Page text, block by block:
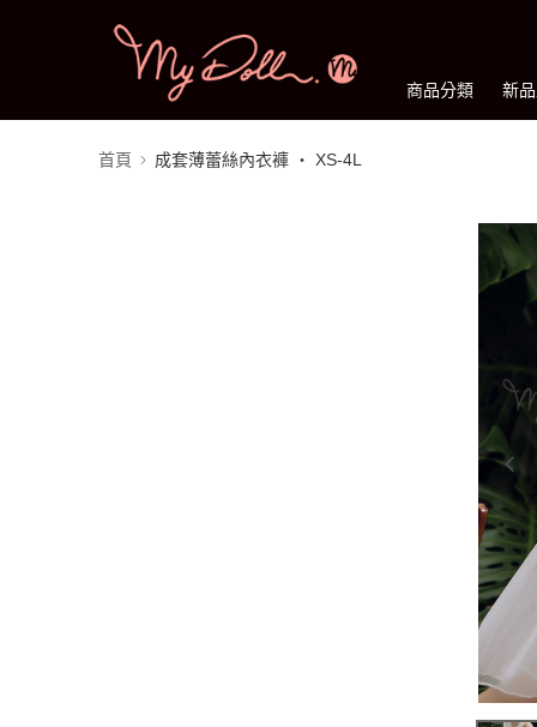
商品分類 新
首頁 成套薄蕾絲內衣褲 ‧ XS-4L